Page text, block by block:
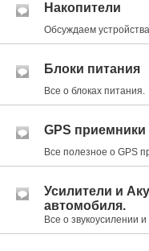
Накопители
Обсуждаем
Блоки питания
Все о блоках питания.
GPS приемники
Все полезное о GPS
Усилители и
автомобиля.
Все о звукоусилении